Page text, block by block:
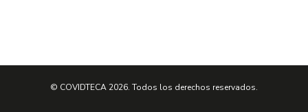
© COVIDTECA 2026. Todos los derechos reservados.